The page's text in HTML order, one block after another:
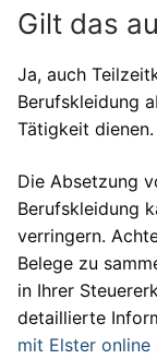
Gilt das
Ja, auch
Berufskleidung
Tätigkeit dienen.
Die Absetzung
Berufskleidung
verringern.
Belege zu
in Ihrer
detaillierte
mit Elster online